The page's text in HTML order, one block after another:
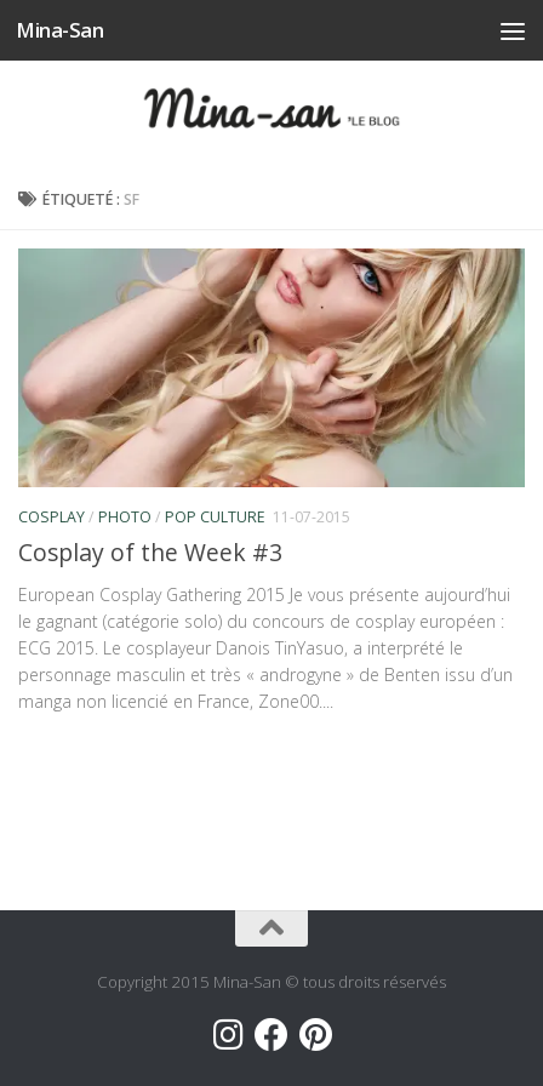
Skip to content
Mina-San
ÉTIQUETÉ :SF
COSPLAY/ PHOTO / POP CULTURE 11-07-2015
Cosplay of the Week #3
European Cosplay Gathering 2015 Je vous présente aujourd’hui
le gagnant (catégorie solo) du concours de cosplay européen :
ECG 2015. Le cosplayeur Danois TinYasuo, a interprété le
personnage masculin et très « androgyne » de Benten issu d’un
manga non licencié en France, Zone00....
Copyright 2015 Mina-San © tous droits réservés